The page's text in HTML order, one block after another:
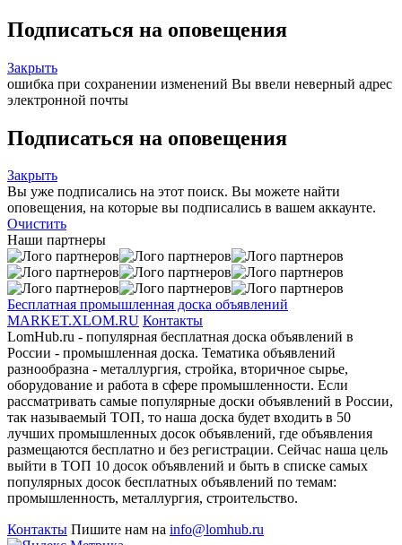
Подписаться на оповещения
Закрыть
ошибка при сохранении изменений Вы ввели неверный адрес
электронной почты
Подписаться на оповещения
Закрыть
Вы уже подписались на этот поиск. Вы можете найти
оповещения, на которые вы подписались в вашем аккаунте.
Очистить
Наши партнеры
Бесплатная промышленная доска объявлений
MARKET.XLOM.RU Контакты
LomHub.ru - популярная бесплатная доска объявлений в
России - промышленная доска. Тематика объявлений
разнообразна - металлургия, стройка, вторичное сырье,
оборудование и работа в сфере промышленности. Если
рассматривать самые популярные доски объявлений в России,
так называемый ТОП, то наша доска будет входить в 50
лучших промышленных досок объявлений, где объявления
размещаются бесплатно и без регистрации. Сейчас наша цель
выйти в ТОП 10 досок объявлений и быть в списке самых
популярных досок бесплатных объявлений по темам:
промышленность, металлургия, строительство.
Контакты Пишите нам на info@lomhub.ru